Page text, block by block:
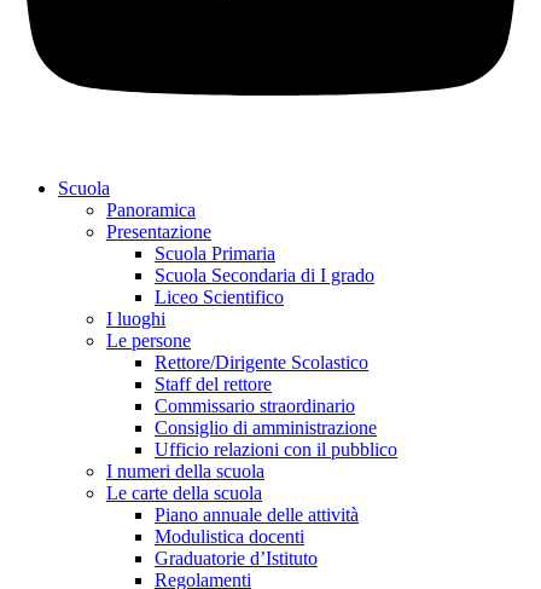
Scuola
Panoramica
Presentazione
Scuola Primaria
Scuola Secondaria di I grado
Liceo Scientifico
I luoghi
Le persone
Rettore/Dirigente Scolastico
Staff del rettore
Commissario straordinario
Consiglio di amministrazione
Ufficio relazioni con il pubblico
I numeri della scuola
Le carte della scuola
Piano annuale delle attività
Modulistica docenti
Graduatorie d’Istituto
Regolamenti